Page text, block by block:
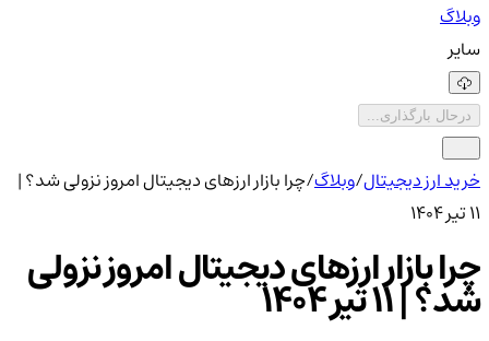
وبلاگ
سایر
درحال بارگذاری...
خرید ارز دیجیتال/وبلاگ/چرا بازار ارزهای دیجیتال امروز نزولی شد؟ |
۱۱ تیر ۱۴۰۴
چرا بازار ارزهای دیجیتال امروز نزولی
شد؟ | ۱۱ تیر ۱۴۰۴